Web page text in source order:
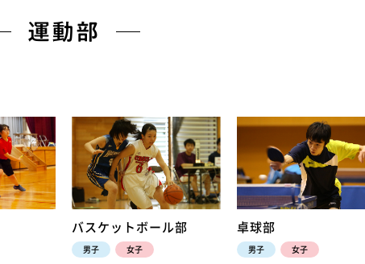
運動部
バスケットボール部
男子 女子
卓球部
男子 女子